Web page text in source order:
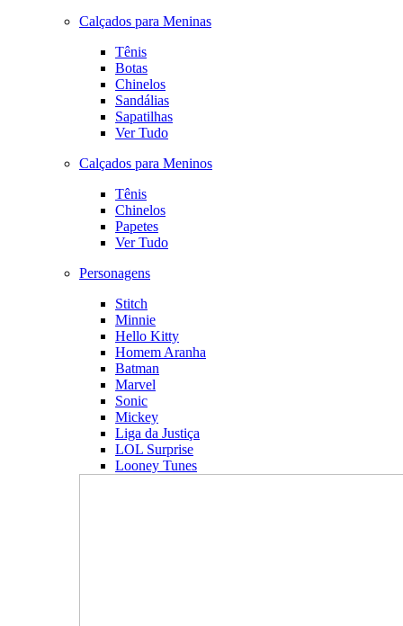
Calçados para Meninas
Tênis
Botas
Chinelos
Sandálias
Sapatilhas
Ver Tudo
Calçados para Meninos
Tênis
Chinelos
Papetes
Ver Tudo
Personagens
Stitch
Minnie
Hello Kitty
Homem Aranha
Batman
Marvel
Sonic
Mickey
Liga da Justiça
LOL Surprise
Looney Tunes